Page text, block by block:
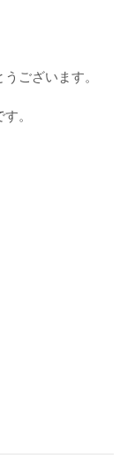
ございます。
。